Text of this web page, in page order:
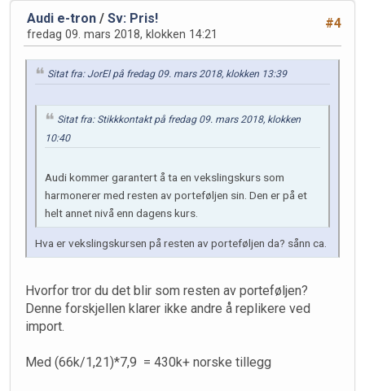
#4
Audi e-tron / Sv: Pris!
fredag 09. mars 2018, klokken 14:21
Sitat fra: JorEl på fredag 09. mars 2018, klokken 13:39
Sitat fra: Stikkkontakt på fredag 09. mars 2018, klokken
10:40
Audi kommer garantert å ta en vekslingskurs som
harmonerer med resten av porteføljen sin. Den er på et
helt annet nivå enn dagens kurs.
Hva er vekslingskursen på resten av porteføljen da? sånn ca.
Hvorfor tror du det blir som resten av porteføljen?
Denne forskjellen klarer ikke andre å replikere ved
import.
Med (66k/1,21)*7,9 = 430k+ norske tillegg